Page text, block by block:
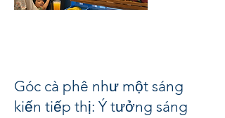
Góc cà phê như một sáng
kiến tiếp thị: Ý tưởng sáng